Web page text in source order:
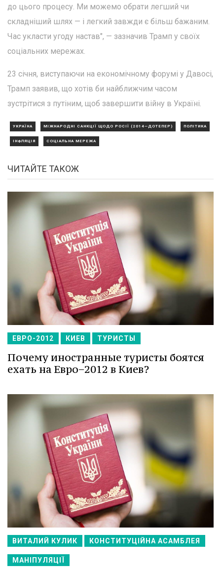
до цього процесу. Ми можемо обрати легший чи
складніший шлях — і легкий завжди є більш бажаним.
Час укласти угоду настав", — зазначив Трамп у своїх
соціальних мережах.
23 січня, виступаючи на економічному форумі у Давосі,
Трамп заявив, що хотів би найближчим часом
зустрітися з путіним, щоб завершити війну в Україні.
УКРАЇНА МІЖНАРОДНІ САНКЦІЇ ЩОДО РОСІЇ (2014—ДОТЕПЕР) ПОЛІТИКА
ІНФЛЯЦІЯ СОЦІАЛЬНА МЕРЕЖА
ЧИТАЙТЕ ТАКОЖ
ЕВРО-2012 КИЕВ ТУРИСТЫ
Почему иностранные туристы боятся
ехать на Евро−2012 в Киев?
ВИТАЛИЙ КУЛИК КОНСТИТУЦІЙНА АСАМБЛЕЯ
МАНІПУЛЯЦІЇ